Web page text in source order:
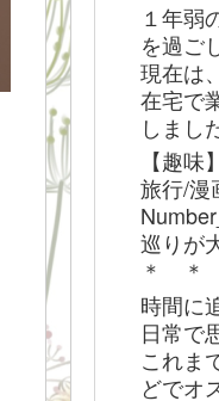
１年弱
を過ご
現在は
在宅で
しまし
【趣味】
旅行/漫
巡りが
＊
時間に
日常で
これま
どでオ